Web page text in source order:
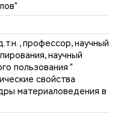
профессор, научный
научный
пользования "
свойства
материаловедения в